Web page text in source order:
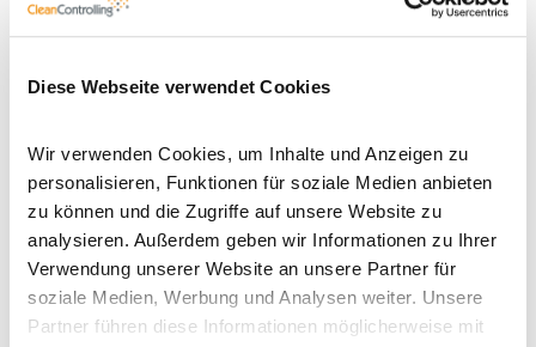
Diese Webseite verwendet Cookies
Wir verwenden Cookies, um Inhalte und Anzeigen zu
personalisieren, Funktionen für soziale Medien anbieten
zu können und die Zugriffe auf unsere Website zu
analysieren. Außerdem geben wir Informationen zu Ihrer
Verwendung unserer Website an unsere Partner für
soziale Medien, Werbung und Analysen weiter. Unsere
Partner führen diese Informationen möglicherweise mit
Steckbrief
Typische
Branchen:
Gießereien